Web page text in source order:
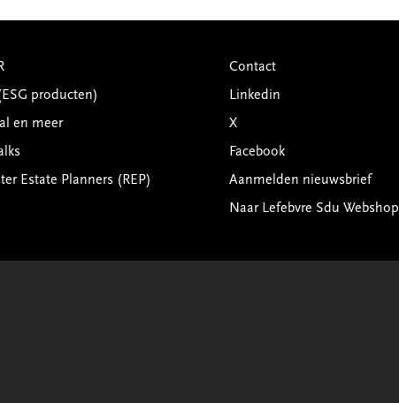
(ESG producten)
en meer
Estate Planners (REP)
Contact
Linkedin
X
Facebook
Aanmelden nieuwsbrief
Naar Lefebvre Sdu Webshop